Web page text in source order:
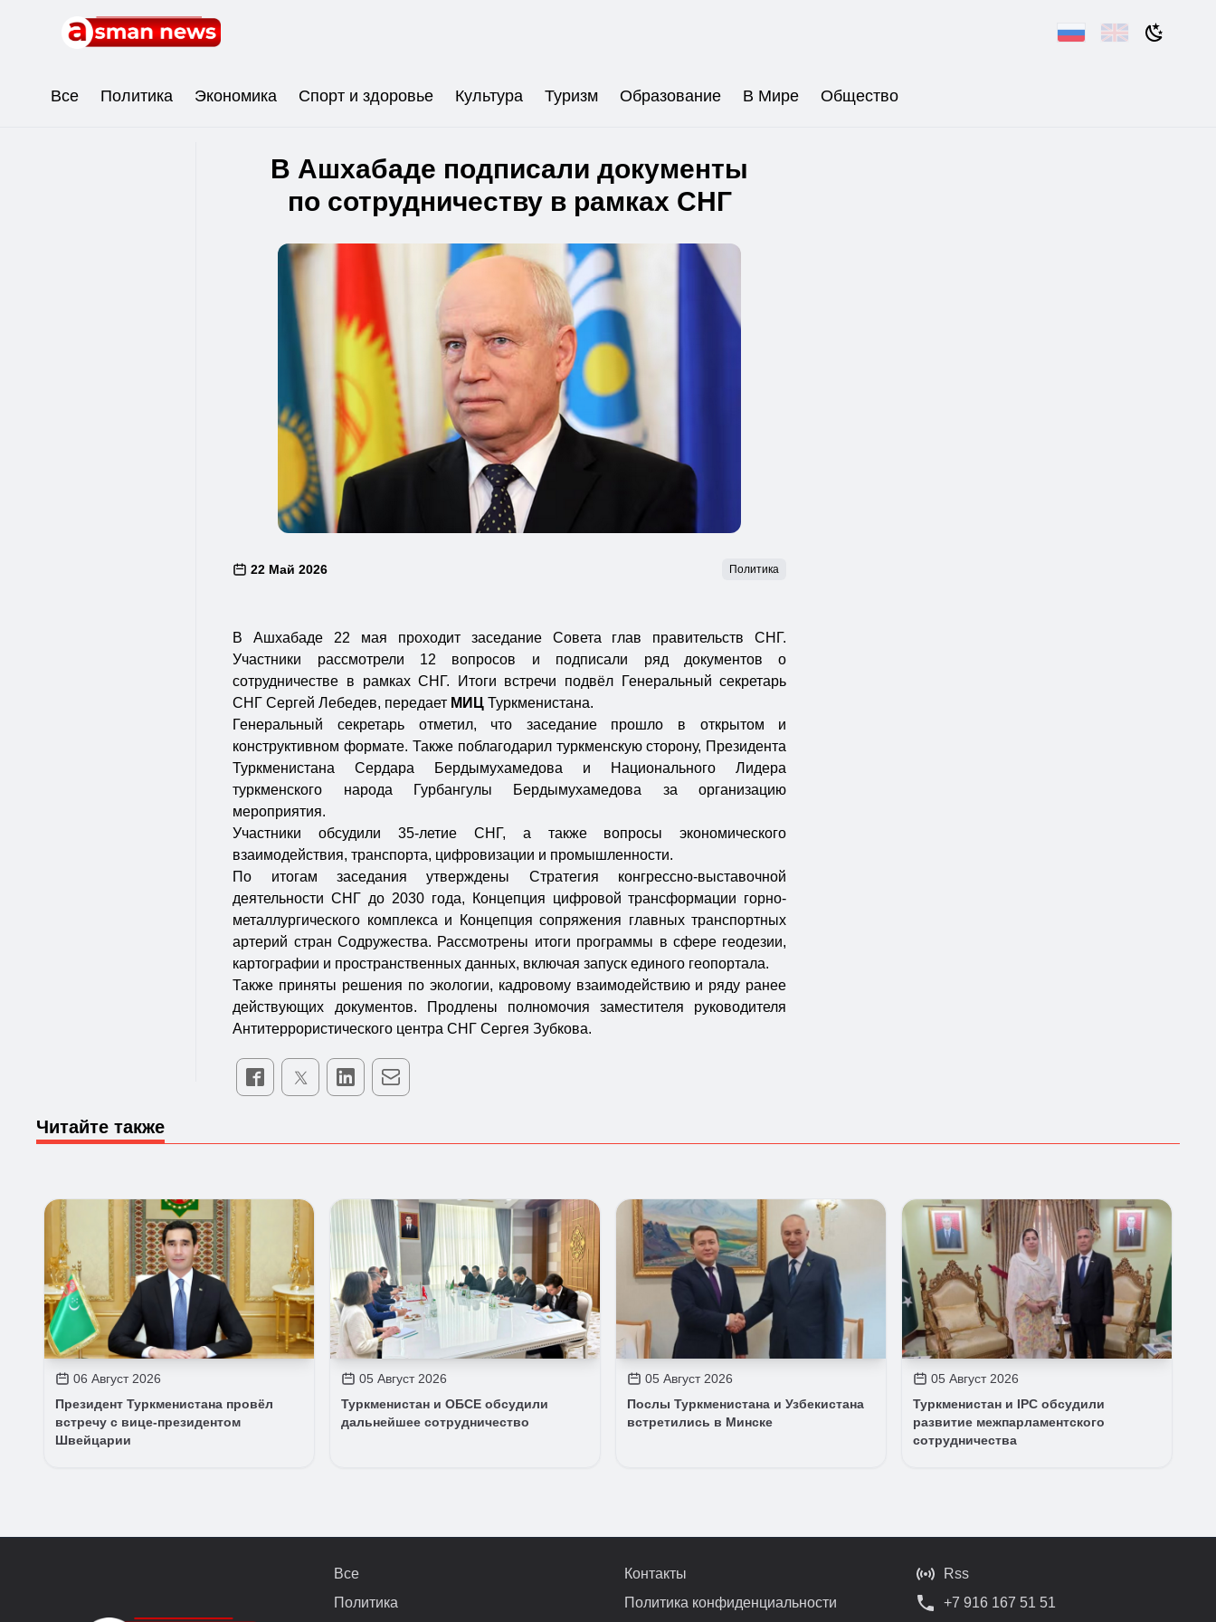
Все Политика Экономика Спорт и здоровье Культура Туризм Образование В Мире Общество
В Ашхабаде подписали документы
по сотрудничеству в рамках СНГ
22 Май 2026 Политика
В Ашхабаде 22 мая проходит заседание Совета глав правительств СНГ.
Участники рассмотрели 12 вопросов и подписали ряд документов о
сотрудничестве в рамках СНГ. Итоги встречи подвёл Генеральный секретарь
СНГ Сергей Лебедев, передает МИЦ Туркменистана.
Генеральный секретарь отметил, что заседание прошло в открытом и
конструктивном формате. Также поблагодарил туркменскую сторону, Президента
Туркменистана Сердара Бердымухамедова и Национального Лидера
туркменского народа Гурбангулы Бердымухамедова за организацию
мероприятия.
Участники обсудили 35-летие СНГ, а также вопросы экономического
взаимодействия, транспорта, цифровизации и промышленности.
По итогам заседания утверждены Стратегия конгрессно-выставочной
деятельности СНГ до 2030 года, Концепция цифровой трансформации горно-
металлургического комплекса и Концепция сопряжения главных транспортных
артерий стран Содружества. Рассмотрены итоги программы в сфере геодезии,
картографии и пространственных данных, включая запуск единого геопортала.
Также приняты решения по экологии, кадровому взаимодействию и ряду ранее
действующих документов. Продлены полномочия заместителя руководителя
Антитеррористического центра СНГ Сергея Зубкова.
Читайте также
06 Август 2026
Президент Туркменистана провёл
встречу с вице-президентом
Швейцарии
05 Август 2026
Туркменистан и ОБСЕ обсудили
дальнейшее сотрудничество
05 Август 2026
Послы Туркменистана и Узбекистана
встретились в Минске
05 Август 2026
Туркменистан и IPC обсудили
развитие межпарламентского
сотрудничества
Все
Политика
Контакты
Политика конфиденциальности
Rss
+7 916 167 51 51